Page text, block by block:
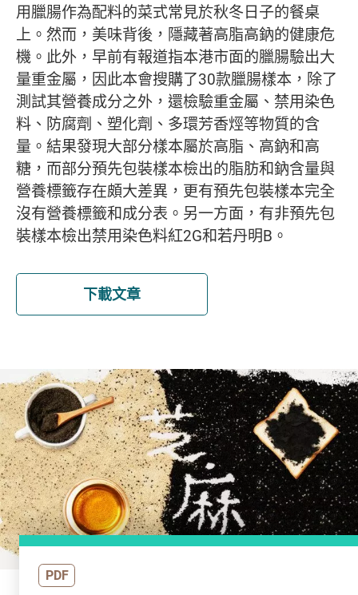
用臘腸作為配料的菜式常見於秋冬日子的餐桌
上。然而，美味背後，隱藏著高脂高鈉的健康危
機。此外，早前有報道指本港市面的臘腸驗出大
量重金屬，因此本會搜購了30款臘腸樣本，除了
測試其營養成分之外，還檢驗重金屬、禁用染色
料、防腐劑、塑化劑、多環芳香烴等物質的含
量。結果發現大部分樣本屬於高脂、高鈉和高
糖，而部分預先包裝樣本檢出的脂肪和鈉含量與
營養標籤存在頗大差異，更有預先包裝樣本完全
沒有營養標籤和成分表。另一方面，有非預先包
裝樣本檢出禁用染色料紅2G和若丹明B。
下載文章
PDF